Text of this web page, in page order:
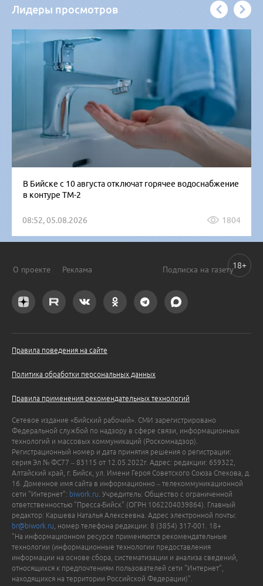
Лидеры просмотров
В Бийске с 10 августа отключат горячее водоснабжение
в контуре ТМ-2
08:52, 05.08.2026 1804
О проекте Реклама Подписка на газету
Правила поведения на сайте
Политика обработки персональных данных
Правила применения рекомендательных технологий
Сетевое издание «Бийский рабочий». СМИ зарегистрировано
Федеральной службой по надзору в сфере связи, информационных
технологий и массовых коммуникаций (Роскомнадзор).
Регистрационный номер и дата принятия решения о регистрации:
серия Эл № ФС77 – 83115 от 12.05.2022г. Адрес: редакции: 659322,
Алтайский край, г. Бийск, ул. Имени Героя Советского Союза Спекова, д.
16. Доменное имя сайта в информационно – телекоммуникационной
сети "Интернет": biwork.ru . Учредитель: Общество с ограниченной
ответственностью "Пресса-Бийск" (ОГРН 1062204039864). Главный
редактор: Каршева Наталья Алексеевна. Адрес электронной почты:
br@biwork.ru , номер телефона редакции: 8 (3854) 317-001. 18+
"На информационном ресурсе применяются рекомендательные
технологии (информационные технологии предоставления
информации на основе сбора, систематизации и анализа сведений,
относящихся к предпочтениям пользователей сети "Интернет",
находящихся на территории Российской Федерации)".
18+